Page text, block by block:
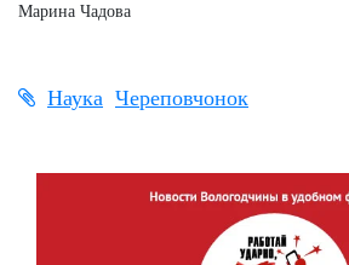
Марина Чадова
Наука Череповчонок